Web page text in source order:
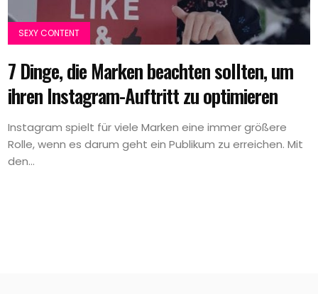
SEXY CONTENT
7 Dinge, die Marken beachten sollten, um
ihren Instagram-Auftritt zu optimieren
Instagram spielt für viele Marken eine immer größere
Rolle, wenn es darum geht ein Publikum zu erreichen. Mit
den...